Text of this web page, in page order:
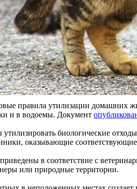
правила утилизации домашних
и в водоемы. Документ
утилизировать биологические
оказывающие
в соответствие с
или природные территории.